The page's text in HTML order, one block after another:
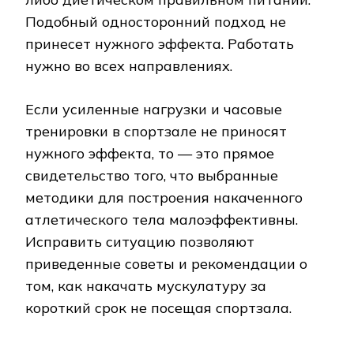
Подобный односторонний подход не
принесет нужного эффекта. Работать
нужно во всех направлениях.
Если усиленные нагрузки и часовые
тренировки в спортзале не приносят
нужного эффекта, то — это прямое
свидетельство того, что выбранные
методики для построения накаченного
атлетического тела малоэффективны.
Исправить ситуацию позволяют
приведенные советы и рекомендации о
том, как накачать мускулатуру за
короткий срок не посещая спортзала.